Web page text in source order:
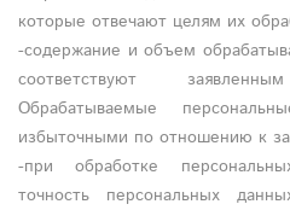
которые отвечают целям их
-содержание и объем
соответствуют
Обрабатываемые
избыточными по отношению к
-при обработке
точность персональных